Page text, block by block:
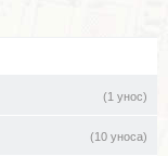
(1 унос)
(10 уноса)